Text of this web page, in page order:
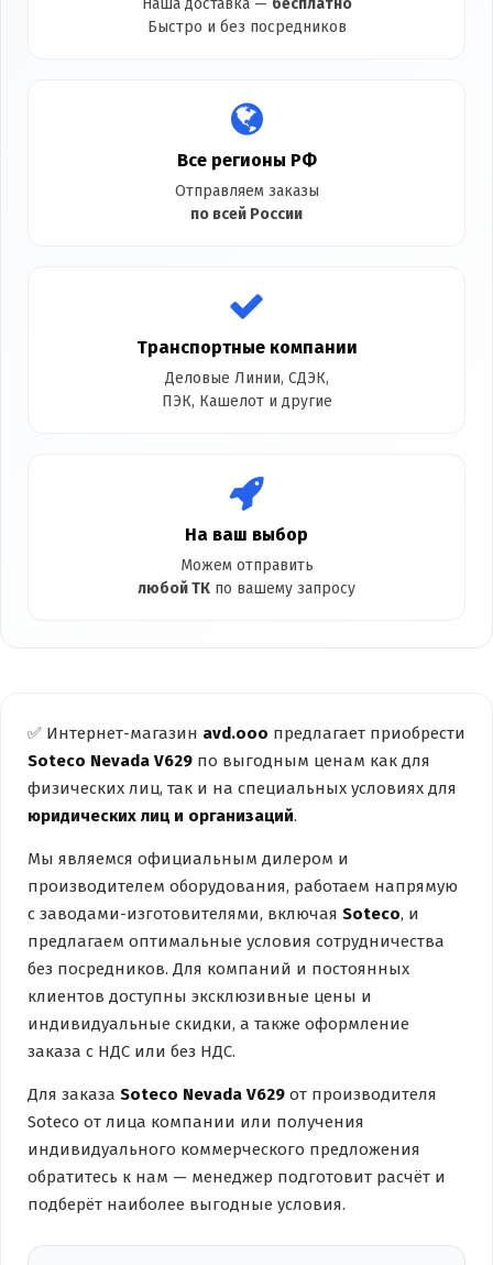
Наша доставка — бесплатно
Быстро и без посредников
Все регионы РФ
Отправляем заказы
по всей России
Транспортные компании
Деловые Линии, СДЭК,
ПЭК, Кашелот и другие
На ваш выбор
Можем отправить
любой ТК по вашему запросу
✅ Интернет-магазин avd.ooo предлагает приобрести
Soteco Nevada V629 по выгодным ценам как для
физических лиц, так и на специальных условиях для
юридических лиц и организаций.
Мы являемся официальным дилером и
производителем оборудования, работаем напрямую
с заводами-изготовителями, включая Soteco, и
предлагаем оптимальные условия сотрудничества
без посредников. Для компаний и постоянных
клиентов доступны эксклюзивные цены и
индивидуальные скидки, а также оформление
заказа с НДС или без НДС.
Для заказа Soteco Nevada V629 от производителя
Soteco от лица компании или получения
индивидуального коммерческого предложения
обратитесь к нам — менеджер подготовит расчёт и
подберёт наиболее выгодные условия.